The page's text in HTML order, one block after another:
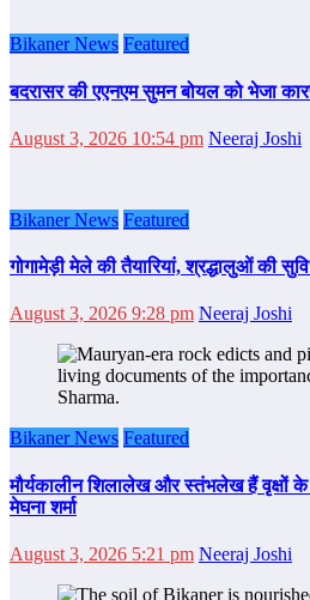
Bikaner News Featured
बदरासर की एएनएम सुमन बोयल को भेजा
August 3, 2026 10:54 pm Neeraj Joshi
Bikaner News Featured
गोगामेड़ी मेले की तैयारियां, श्रद्धालुओं की
August 3, 2026 9:28 pm Neeraj Joshi
Bikaner News Featured
मौर्यकालीन शिलालेख और स्तंभलेख हैं वृक्षों
मेघना शर्मा
August 3, 2026 5:21 pm Neeraj Joshi